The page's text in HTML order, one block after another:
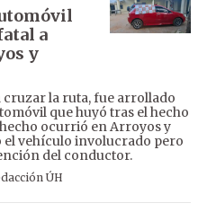
a
y
la ruta, fue arrollado
que huyó tras el hecho
ocurrió en Arroyos y
el vehículo involucrado pero
del conductor.
ÚH